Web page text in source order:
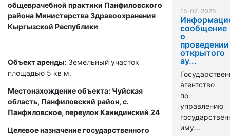
общеврачебной практики Панфиловского
района Министерства Здравоохранения
Кыргызской Республики
Объект аренды: Земельный участок
площадью 5 кв м.
Местонахождение объекта: Чуйская
область, Панфиловский район, с.
Панфиловское, переулок Каиндинский 24
Целевое назначение государственного
15-07-2025
сообщение
о
проведении
открытого
ау...
агентство
по
управлению
иму...